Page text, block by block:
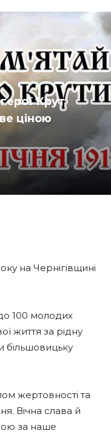
Крут
ціною
на Чернігівщині
100 молодих
життя за рідну
більшовицьку
жертовності та
Вічна слава й
за наше